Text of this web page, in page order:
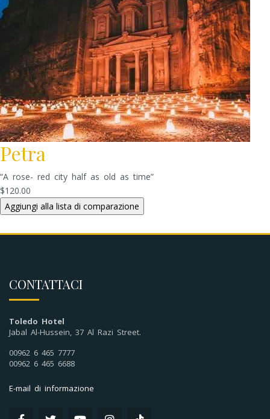
Petra
“A rose- red city half as old as time”
$120.00
CONTATTACI
Toledo Hotel
Jabal Al-Hussein, 37 Al Razi Street.
00962 6 465 7777
00962 6 465 6688
E-mail di informazione